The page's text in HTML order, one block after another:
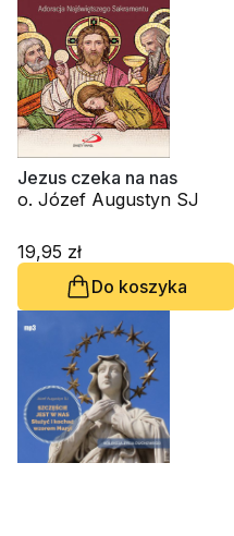
Jezus czeka na nas
o. Józef Augustyn SJ
19,95 zł
Do koszyka